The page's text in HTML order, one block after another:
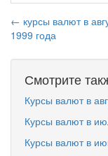
← курсы валют в
1999 года
Смотрите
Курсы валют в
Курсы валют в
Курсы валют в